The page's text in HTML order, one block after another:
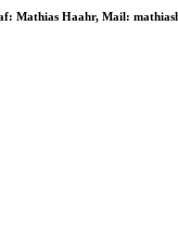
Mathias Haahr, Mail: